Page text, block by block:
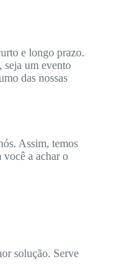
e longo prazo.
seja um evento
das nossas
Assim, temos
você a achar o
solução. Serve